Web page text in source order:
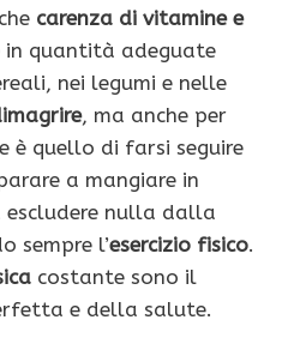
carenza di vitamine e
in quantità adeguate
nei legumi e nelle
, ma anche per
è quello di farsi seguire
a mangiare in
escludere nulla dalla
sempre l’esercizio fisico.
costante sono il
e della salute.